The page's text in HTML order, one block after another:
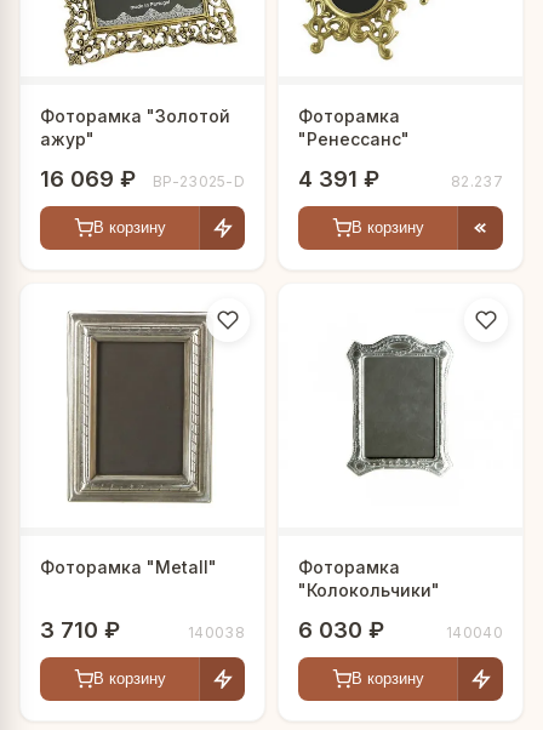
Фоторамка "Золотой
ажур"
16 069 ₽ BP-23025-D
В корзину
Фоторамка
"Ренессанс"
4 391 ₽ 82.237
В корзину
Фоторамка "Metall"
3 710 ₽ 140038
В корзину
Фоторамка
"Колокольчики"
6 030 ₽ 140040
В корзину